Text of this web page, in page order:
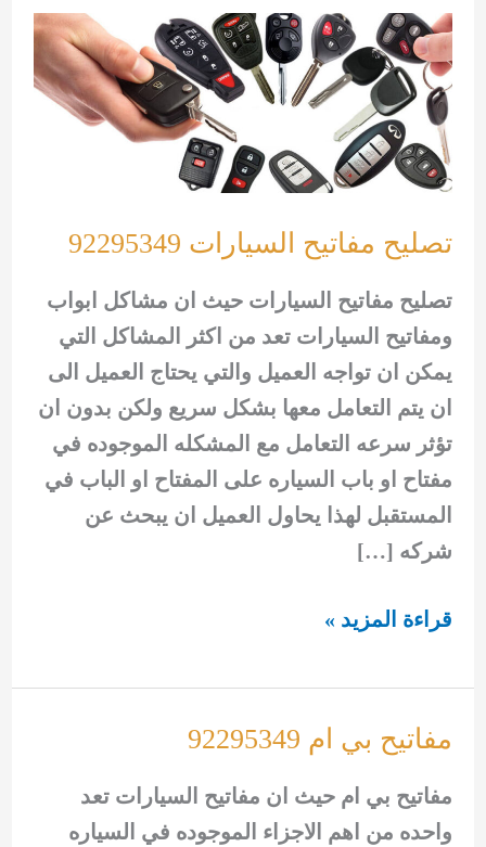
تصليح مفاتيح السيارات 92295349
تصليح مفاتيح السيارات حيث ان مشاكل ابواب
ومفاتيح السيارات تعد من اكثر المشاكل التي
يمكن ان تواجه العميل والتي يحتاج العميل الى
ان يتم التعامل معها بشكل سريع ولكن بدون ان
تؤثر سرعه التعامل مع المشكله الموجوده في
مفتاح او باب السياره على المفتاح او الباب في
المستقبل لهذا يحاول العميل ان يبحث عن
شركه […]
تصليح
السيارات
92295349
قراءة المزيد »
مفاتيح بي ام 92295349
مفاتيح بي ام حيث ان مفاتيح السيارات تعد
واحده من اهم الاجزاء الموجوده في السياره